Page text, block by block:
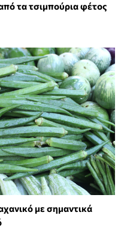
τα τσιμπούρια φέτος
με σημαντικά